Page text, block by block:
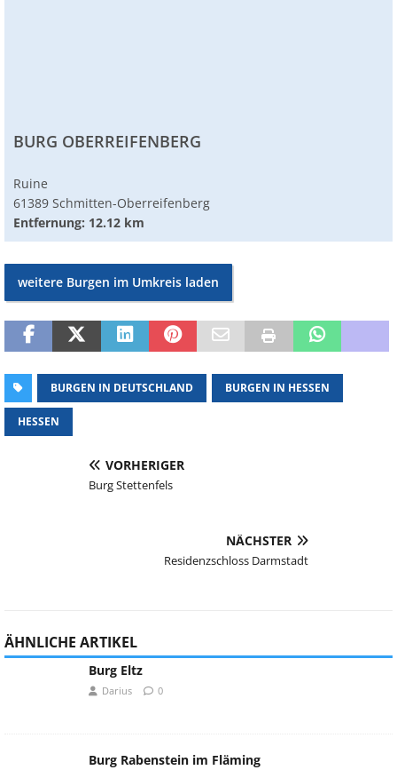
BURG OBERREIFENBERG
Ruine
61389 Schmitten-Oberreifenberg
Entfernung: 12.12 km
weitere Burgen im Umkreis laden
BURGEN IN DEUTSCHLAND BURGEN IN HESSEN
HESSEN
VORHERIGER
Burg Stettenfels
NÄCHSTER
Residenzschloss Darmstadt
ÄHNLICHE ARTIKEL
Burg Eltz
Darius 0
Burg Rabenstein im Fläming